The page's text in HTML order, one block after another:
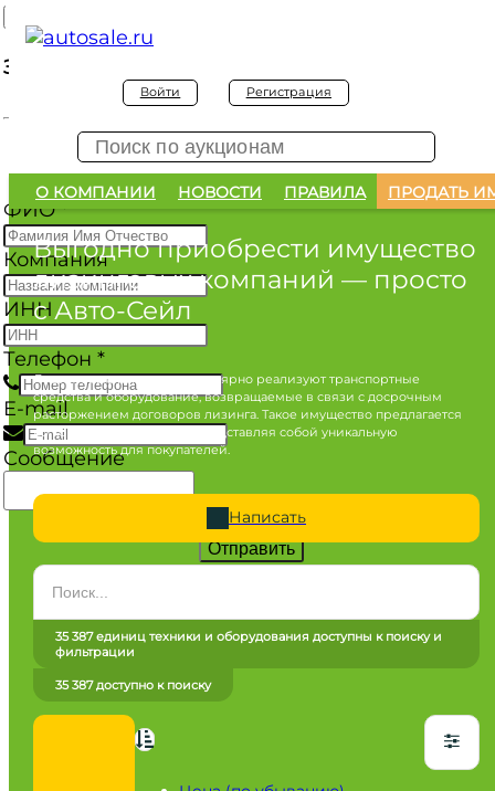
Войти Регистрация
О КОМПАНИИ НОВОСТИ ПРАВИЛА ПРОДАТЬ
Выгодно приобрести имущество
лизинговых компаний — просто
с Авто-Сейл
Лизинговые компании регулярно реализуют транспортные
средства и оборудование, возвращаемые в связи с досрочным
расторжением договоров лизинга. Такое имущество предлагается
по конкурентным ценам, представляя собой уникальную
возможность для покупателей.
Написать
Марка
Все марки
35 387 единиц техники и оборудования доступны к поиску и
фильтрации
35 387 доступно к поиску
Заявка на покупку
Заявка на покупку изъятого а/м
ФИО*
Компания
ИНН
Телефон *
E-mail
Сообщение
Отправить